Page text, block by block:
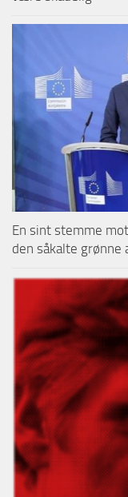
En sint stemme
den såkalte grønne